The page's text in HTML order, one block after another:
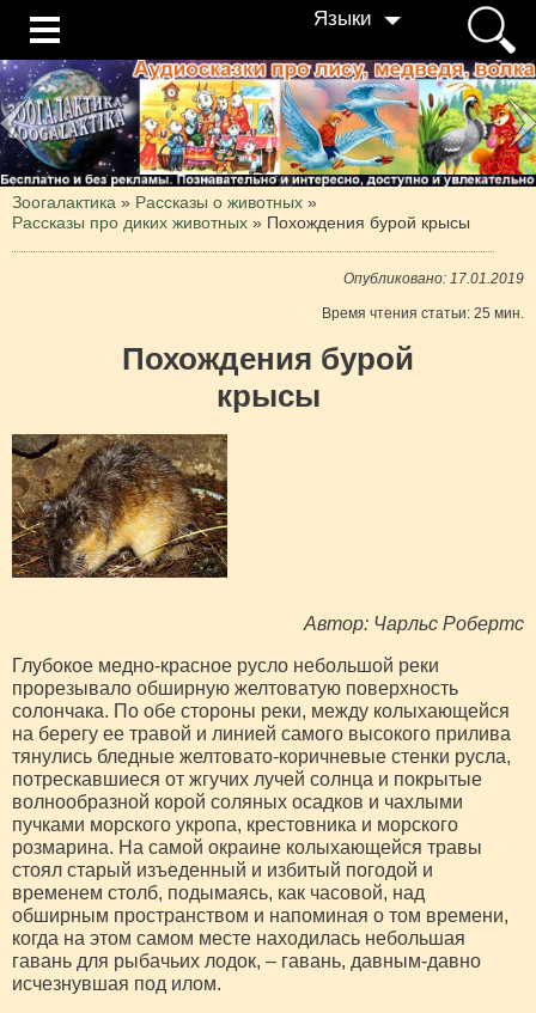
Языки
Зоогалактика » Рассказы о животных »
Рассказы про диких животных » Похождения бурой крысы
Опубликовано: 17.01.2019
Время чтения статьи: 25 мин.
Похождения бурой
крысы
Автор: Чарльс Робертс
Глубокое медно-красное русло небольшой реки
прорезывало обширную желтоватую поверхность
солончака. По обе стороны реки, между колыхающейся
на берегу ее травой и линией самого высокого прилива
тянулись бледные желтовато-коричневые стенки русла,
потрескавшиеся от жгучих лучей солнца и покрытые
волнообразной корой соляных осадков и чахлыми
пучками морского укропа, крестовника и морского
розмарина. На самой окраине колыхающейся травы
стоял старый изъеденный и избитый погодой и
временем столб, подымаясь, как часовой, над
обширным пространством и напоминая о том времени,
когда на этом самом месте находилась небольшая
гавань для рыбачьих лодок, – гавань, давным-давно
исчезнувшая под илом.